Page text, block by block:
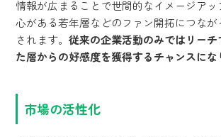
情報が広まることで世間的なイメージアッ
心がある若年層などのファン開拓につな
されます。従来の企業活動のみではリーチ
た層からの好感度を獲得するチャンスに
市場の活性化